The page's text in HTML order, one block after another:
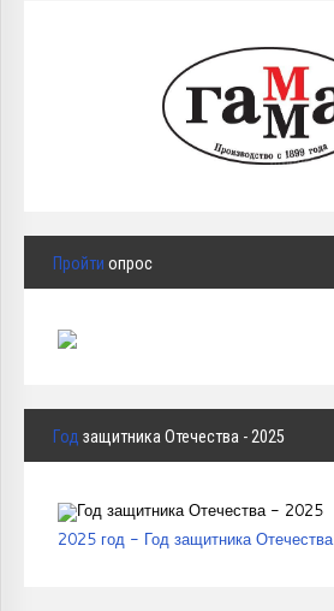
Пройти опрос
Год защитника Отечества - 2025
2025 год - Год защитника Отечества